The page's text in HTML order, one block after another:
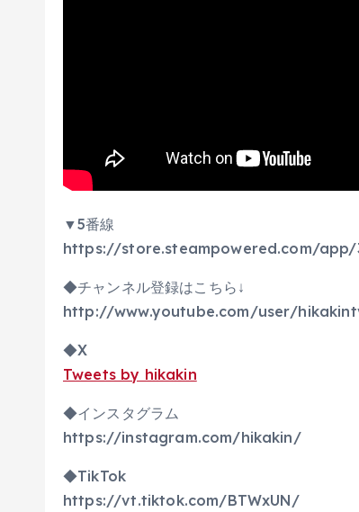
▼5番線
https://store.steampowered.com/app/
◆チャンネル登録はこちら↓
http://www.youtube.com/user/
◆X
Tweets by hikakin
◆インスタグラム
https://instagram.com/hikakin/
◆TikTok
https://vt.tiktok.com/BTWxUN/